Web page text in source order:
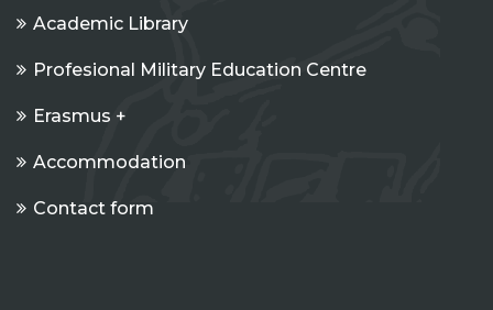
Academic Library
Profesional Military Education Centre
Erasmus +
Accommodation
Contact form